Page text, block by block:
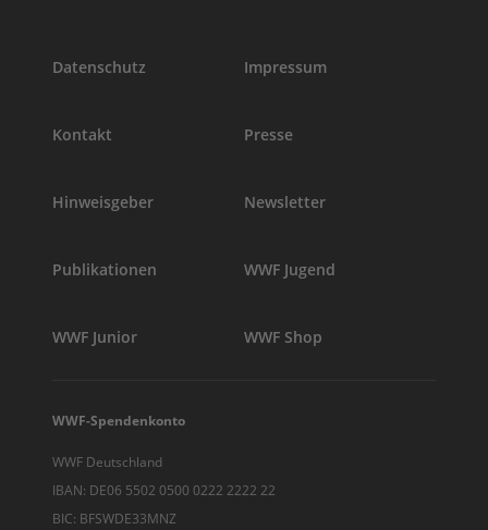
Datenschutz Impressum
Kontakt Presse
Hinweisgeber Newsletter
Publikationen WWF Jugend
WWF Junior WWF Shop
WWF-Spendenkonto
WWF Deutschland
IBAN: DE06 5502 0500 0222 2222 22
BIC: BFSWDE33MNZ